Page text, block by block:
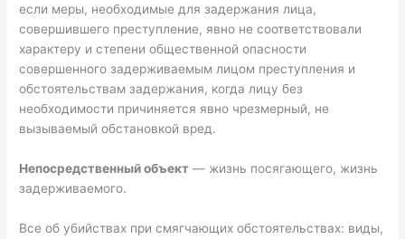
если меры, необходимые для задержания лица,
совершившего преступление, явно не соответствовали
характеру и степени общественной опасности
совершенного задерживаемым лицом преступления и
обстоятельствам задержания, когда лицу без
необходимости причиняется явно чрезмерный, не
вызываемый обстановкой вред.
Непосредственный объект — жизнь посягающего, жизнь
задерживаемого.
Все об убийствах при смягчающих обстоятельствах: виды,